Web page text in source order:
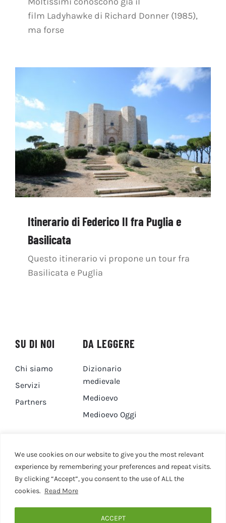
We use cookies on our website to give you the most relevant
experience by remembering your preferences and repeat visits.
By clicking “Accept”, you consent to the use of ALL the
cookies. Read More
ACCEPT
film Ladyhawke di Richard Donner (1985),
ma forse
Itinerario di Federico II fra Puglia e
Basilicata
Questo itinerario vi propone un tour fra
Basilicata e Puglia
SU DI NOI
Chi siamo
Servizi
Partners
DA LEGGERE
Dizionario
medievale
Medioevo
Medioevo Oggi
DA GUARDARE
Canale YouTube
CONTATTI
Contatti